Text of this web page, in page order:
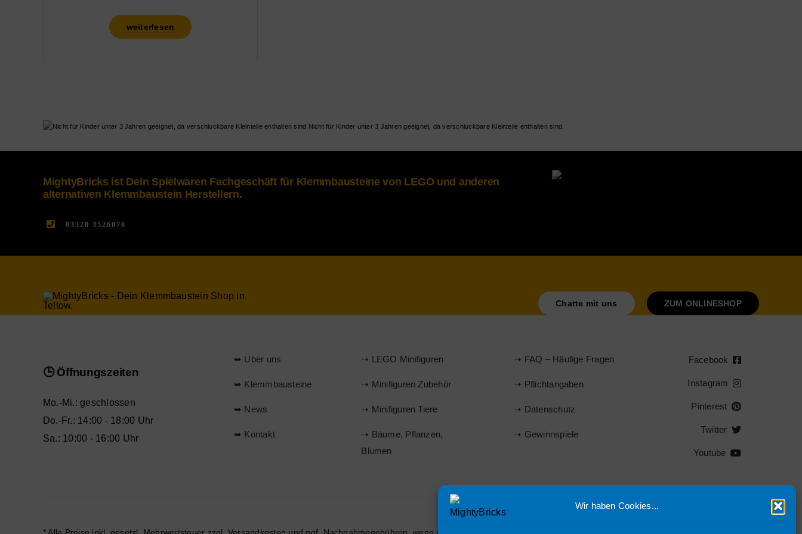
Wir haben Cookies...
weiterlesen
Nicht für Kinder unter 3 Jahren geeignet, da verschluckbare Kleinteile enthalten sind.
MightyBricks ist Dein Spielwaren Fachgeschäft für Klemmbausteine von LEGO und anderen
alternativen Klemmbaustein Herstellern.
03328 3526070
Chatte mit uns ZUM ONLINESHOP
🕒 Öffnungszeiten
Mo.-Mi.: geschlossen
Do.-Fr.: 14:00 - 18:00 Uhr
Sa.: 10:00 - 16:00 Uhr
➥ Über uns
➥ Klemmbausteine
➥ News
➥ Kontakt
➝ LEGO Minifiguren
➝ Minifiguren Zubehör
➝ Minifiguren Tiere
➝ Bäume, Pflanzen,
Blumen
➝ FAQ – Häufige Fragen
➝ Pflichtangaben
➝ Datenschutz
➝ Gewinnspiele
Facebook
Instagram
Pinterest
Twitter
Youtube
* Alle Preise inkl. gesetzl. Mehrwertsteuer zzgl. Versandkosten und ggf. Nachnahmegebühren, wenn nicht anders beschrieben.